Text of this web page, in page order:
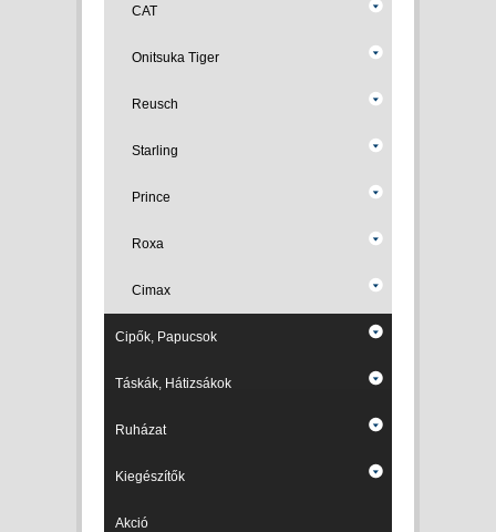
CAT
Onitsuka Tiger
Reusch
Starling
Prince
Roxa
Cimax
Cipők, Papucsok
Táskák, Hátizsákok
Ruházat
Kiegészítők
Akció